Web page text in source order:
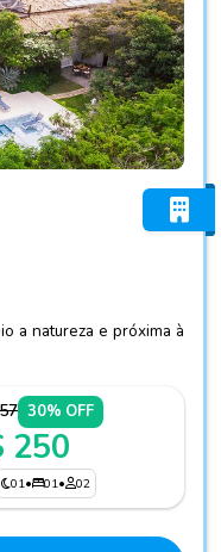
a natureza e próxima à
30% OFF
250
01• 01• 02